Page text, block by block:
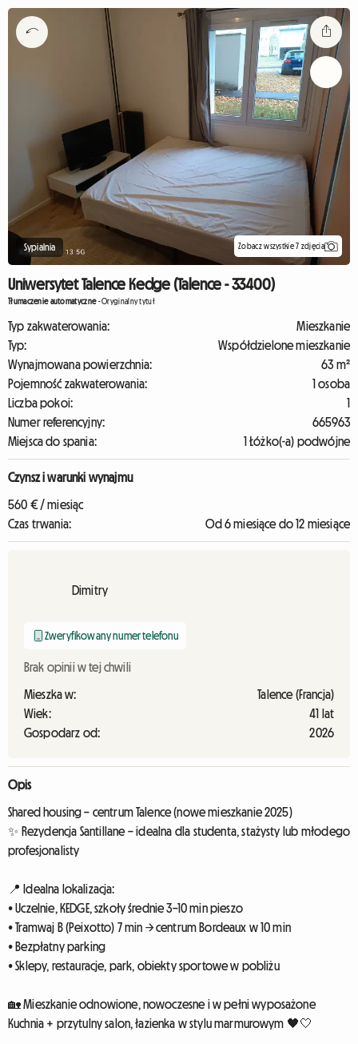
Sypialnia Zobacz wszystkie 7 zdjęcia
Uniwersytet Talence Kedge (Talence - 33400)
Tłumaczenie automatyczne-Oryginalny tytuł
Typ zakwaterowania:
Mieszkanie
Typ:
Współdzielone mieszkanie
Wynajmowana powierzchnia:
63 m²
Pojemność zakwaterowania:
1 osoba
Liczba pokoi:
1
Numer referencyjny:
665963
Miejsca do spania:
1 Łóżko(-a) podwójne
Czynsz i warunki wynajmu
560 € / miesiąc
Czas trwania:
Od 6 miesiące do 12 miesiące
Dimitry
Zweryfikowany numer telefonu
Brak opinii w tej chwili
Mieszka w:
Talence (Francja)
Wiek:
41 lat
Gospodarz od:
2026
Opis
Shared housing – centrum Talence (nowe mieszkanie 2025)
✨ Rezydencja Santillane – idealna dla studenta, stażysty lub młodego
profesjonalisty
📍 Idealna lokalizacja:
• Uczelnie, KEDGE, szkoły średnie 3–10 min pieszo
• Tramwaj B (Peixotto) 7 min → centrum Bordeaux w 10 min
• Bezpłatny parking
• Sklepy, restauracje, park, obiekty sportowe w pobliżu
🏡 Mieszkanie odnowione, nowoczesne i w pełni wyposażone
Kuchnia + przytulny salon, łazienka w stylu marmurowym 🖤🤍